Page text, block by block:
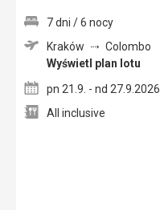
7 dni / 6 nocy
Kraków
Colombo
Wyświetl plan lotu
pn 21.9. - nd 27.9.2026
All inclusive